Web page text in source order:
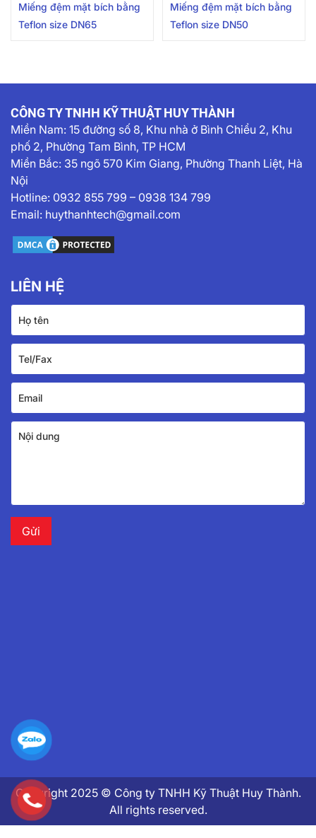
Miếng đệm mặt bích bằng
Teflon size DN65
Miếng đệm mặt bích bằng
Teflon size DN50
CÔNG TY TNHH KỸ THUẬT HUY THÀNH
Miền Nam: 15 đường số 8, Khu nhà ở Bình Chiểu 2, Khu
phố 2, Phường Tam Bình, TP HCM
Miền Bắc: 35 ngõ 570 Kim Giang, Phường Thanh Liệt, Hà
Nội
Hotline: 0932 855 799 – 0938 134 799
Email: huythanhtech@gmail.com
LIÊN HỆ
Copyright 2025 © Công ty TNHH Kỹ Thuật Huy Thành.
All rights reserved.